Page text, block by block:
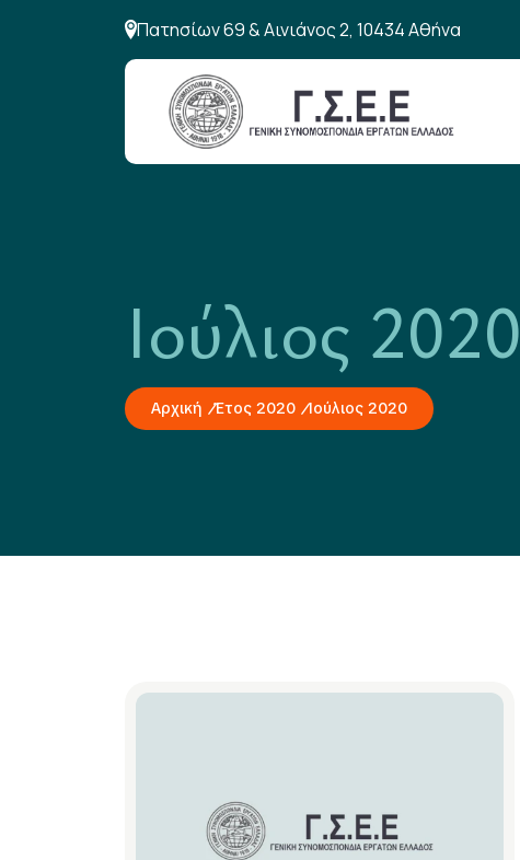
Πατησίων 69 & Αινιάνος 2, 10434 Αθήνα
Ιούλιος 2020
Αρχική Έτος 2020 Ιούλιος 2020